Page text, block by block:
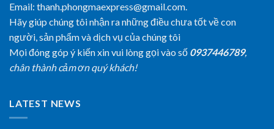
Email: thanh.phongmaexpress@gmail.com.
Hãy giúp chúng tôi nhận ra những điều chưa tốt về con
người, sản phẩm và dịch vụ của chúng tôi
Mọi đóng góp ý kiến xin vui lòng gọi vào số 0937446789,
chân thành cảm ơn quý khách!
LATEST NEWS